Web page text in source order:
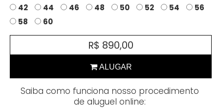
42
44 46 48 50 52 54
56
58
60
R$ 890,00
Saiba como funciona nosso procedimento
de aluguel online: